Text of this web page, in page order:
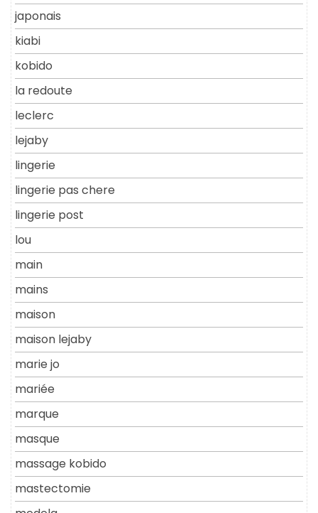
japonais
kiabi
kobido
la redoute
leclerc
lejaby
lingerie
lingerie pas chere
lingerie post
lou
main
mains
maison
maison lejaby
marie jo
mariée
marque
masque
massage kobido
mastectomie